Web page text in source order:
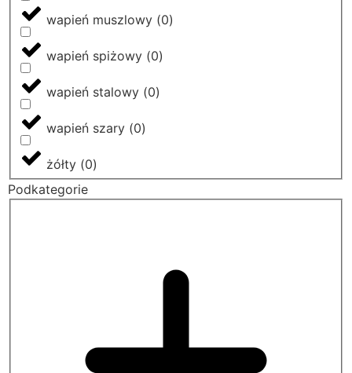
wapień muszlowy (0)
wapień spiżowy (0)
wapień stalowy (0)
wapień szary (0)
żółty (0)
Podkategorie